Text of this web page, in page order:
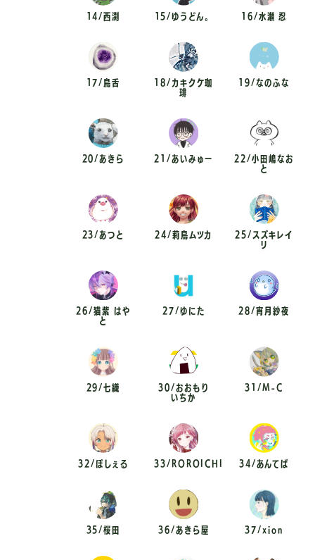
14/西渕 15/ゆうどん。 16/水瀬 忍
17/鳥舌 18/カキクケ珈
琲
19/なのふな
20/あきら 21/あいみゅー 22/小田嶋なお
と
23/あつと 24/莉鳥ムツカ 25/スズキレイ
リ
26/猫紫 はや
と
27/ゆにた 28/宵月紗夜
29/七織 30/おおもり
いちか
31/M-C
32/ぽしぇる 33/ROROICHI 34/あんてば
35/桜田 36/あきら屋 37/xion